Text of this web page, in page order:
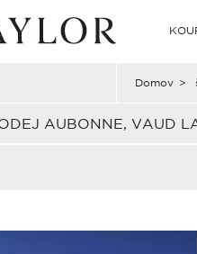
Domov >
AUBONNE, VAUD